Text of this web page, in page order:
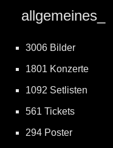
allgemeines_
3006 Bilder
1801 Konzerte
1092 Setlisten
561 Tickets
294 Poster